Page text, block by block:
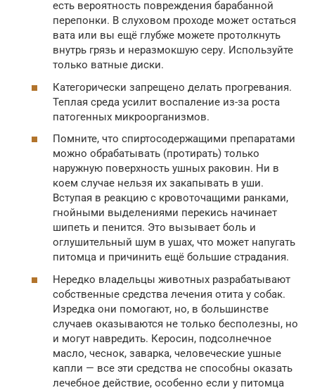
есть вероятность повреждения барабанной
перепонки. В слуховом проходе может остаться
вата или вы ещё глубже можете протолкнуть
внутрь грязь и неразмокшую серу. Используйте
только ватные диски.
Категорически запрещено делать прогревания.
Теплая среда усилит воспаление из-за роста
патогенных микроорганизмов.
Помните, что спиртосодержащими препаратами
можно обрабатывать (протирать) только
наружную поверхность ушных раковин. Ни в
коем случае нельзя их закапывать в уши.
Вступая в реакцию с кровоточащими ранками,
гнойными выделениями перекись начинает
шипеть и пенится. Это вызывает боль и
оглушительный шум в ушах, что может напугать
питомца и причинить ещё большие страдания.
Нередко владельцы животных разрабатывают
собственные средства лечения отита у собак.
Изредка они помогают, но, в большинстве
случаев оказываются не только бесполезны, но
и могут навредить. Керосин, подсолнечное
масло, чеснок, заварка, человеческие ушные
капли — все эти средства не способны оказать
лечебное действие, особенно если у питомца